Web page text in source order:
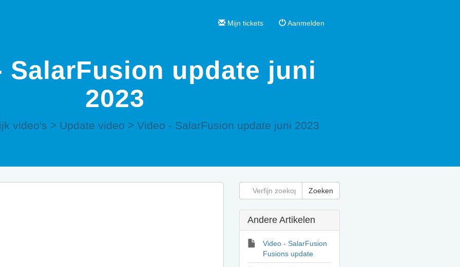
Mijn tickets Aanmelden
SalarFusion update juni
2023
video's > Update video > Video - SalarFusion update juni 2023
Andere Artikelen
Video - SalarFusion
Fusions update